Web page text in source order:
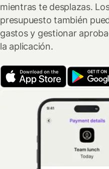
mientras te desplazas.
presupuesto también
gastos y gestionar
la aplicación.